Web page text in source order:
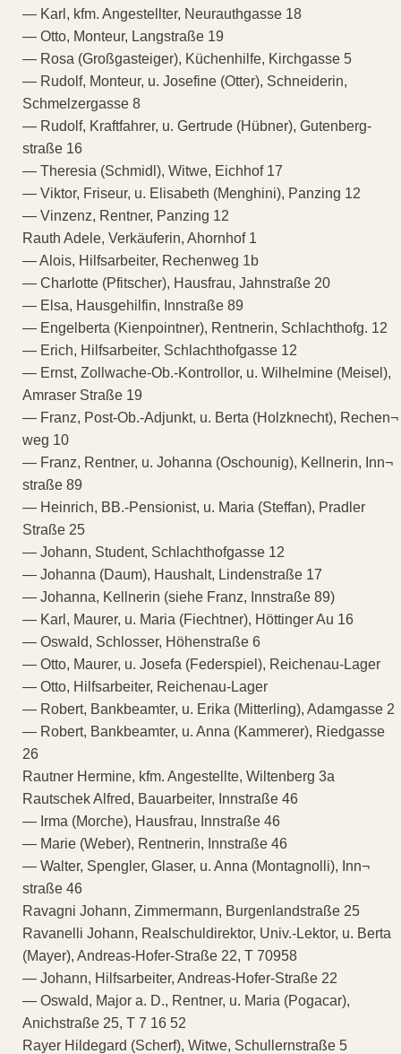
— Karl, kfm. Angestellter, Neurauthgasse 18
— Otto, Monteur, Langstraße 19
— Rosa (Großgasteiger), Küchenhilfe, Kirchgasse 5
— Rudolf, Monteur, u. Josefine (Otter), Schneiderin,
Schmelzergasse 8
— Rudolf, Kraftfahrer, u. Gertrude (Hübner), Gutenberg-
straße 16
— Theresia (Schmidl), Witwe, Eichhof 17
— Viktor, Friseur, u. Elisabeth (Menghini), Panzing 12
— Vinzenz, Rentner, Panzing 12
Rauth Adele, Verkäuferin, Ahornhof 1
— Alois, Hilfsarbeiter, Rechenweg 1b
— Charlotte (Pfitscher), Hausfrau, Jahnstraße 20
— Elsa, Hausgehilfin, Innstraße 89
— Engelberta (Kienpointner), Rentnerin, Schlachthofg. 12
— Erich, Hilfsarbeiter, Schlachthofgasse 12
— Ernst, Zollwache-Ob.-Kontrollor, u. Wilhelmine (Meisel),
Amraser Straße 19
— Franz, Post-Ob.-Adjunkt, u. Berta (Holzknecht), Rechen¬
weg 10
— Franz, Rentner, u. Johanna (Oschounig), Kellnerin, Inn¬
straße 89
— Heinrich, BB.-Pensionist, u. Maria (Steffan), Pradler
Straße 25
— Johann, Student, Schlachthofgasse 12
— Johanna (Daum), Haushalt, Lindenstraße 17
— Johanna, Kellnerin (siehe Franz, Innstraße 89)
— Karl, Maurer, u. Maria (Fiechtner), Höttinger Au 16
— Oswald, Schlosser, Höhenstraße 6
— Otto, Maurer, u. Josefa (Federspiel), Reichenau-Lager
— Otto, Hilfsarbeiter, Reichenau-Lager
— Robert, Bankbeamter, u. Erika (Mitterling), Adamgasse 2
— Robert, Bankbeamter, u. Anna (Kammerer), Riedgasse
26
Rautner Hermine, kfm. Angestellte, Wiltenberg 3a
Rautschek Alfred, Bauarbeiter, Innstraße 46
— Irma (Morche), Hausfrau, Innstraße 46
— Marie (Weber), Rentnerin, Innstraße 46
— Walter, Spengler, Glaser, u. Anna (Montagnolli), Inn¬
straße 46
Ravagni Johann, Zimmermann, Burgenlandstraße 25
Ravanelli Johann, Realschuldirektor, Univ.-Lektor, u. Berta
(Mayer), Andreas-Hofer-Straße 22, T 70958
— Johann, Hilfsarbeiter, Andreas-Hofer-Straße 22
— Oswald, Major a. D., Rentner, u. Maria (Pogacar),
Anichstraße 25, T 7 16 52
Rayer Hildegard (Scherf), Witwe, Schullernstraße 5